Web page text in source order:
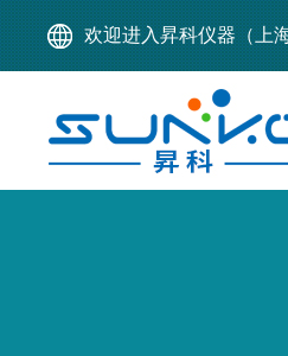
欢迎进入昇科仪器（上